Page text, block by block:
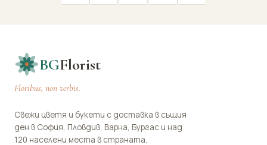
BGFlorist
Floribus, non verbis.
Свежи цветя и букети с доставка в същия
ден в София, Пловдив, Варна, Бургас и над
120 населени места в страната.